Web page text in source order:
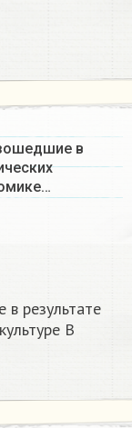
в
результате
В